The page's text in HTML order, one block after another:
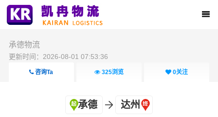
承德物流
更新时间：2026-08-01 07:53:36
咨询Ta 325浏览 0关注
承德 达州